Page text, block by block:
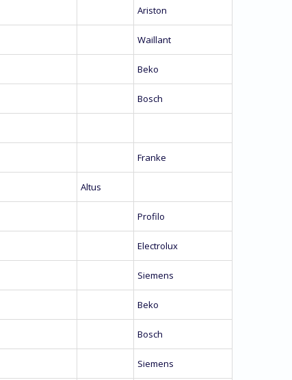
Ariston
Waillant
Beko
Bosch
Franke
Altus
Profilo
Electrolux
Siemens
Beko
Bosch
Siemens